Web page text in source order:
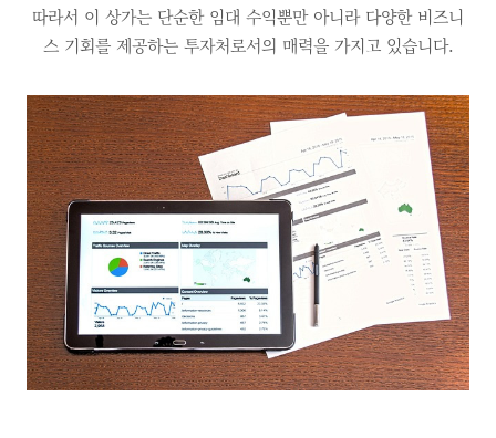
따라서 이 상가는 단순한 임대 수익뿐만 아니라 다양한 비즈니
스 기회를 제공하는 투자처로서의 매력을 가지고 있습니다.